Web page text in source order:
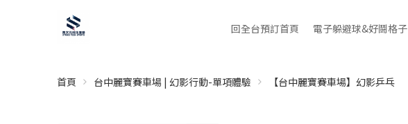
回全台預訂首頁 電子躲避球&好鬪格子
首頁 台中麗寶賽車場 | 幻影行動-單項體驗 【台中麗寶賽車場】幻影乒乓